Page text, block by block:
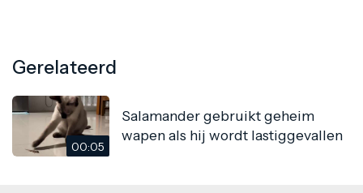
Gerelateerd
00:05
Salamander gebruikt geheim
wapen als hij wordt lastiggevallen